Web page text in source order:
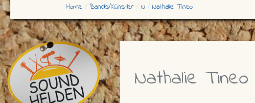
Home Bands/Künstler N Nathalie Tineo
Nathalie Tineo